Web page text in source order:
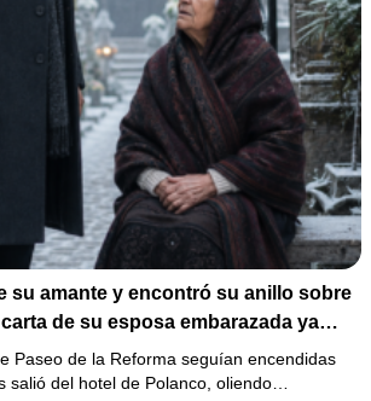
su amante y encontró su anillo sobre
de su esposa embarazada ya
su ruina
Paseo de la Reforma seguían encendidas
salió del hotel de Polanco, oliendo…